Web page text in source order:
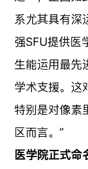
系尤其具有深
强SFU提供医
生能运用最先
学术支援。这
特别是对像素
区而言。”
医学院正式命